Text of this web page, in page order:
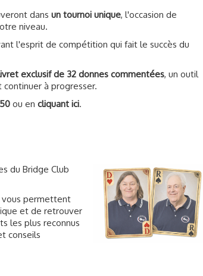
dans un tournoi unique, l'occasion de
niveau.
l'esprit de compétition qui fait le succès du
exclusif de 32 donnes commentées, un outil
à progresser.
ou en cliquant ici.
du Bridge Club
vous permettent de consolider vos acquis, de
vos meilleurs réflexes. Encadrés par quelques-
carte, enchères, exercices pratiques et conseils